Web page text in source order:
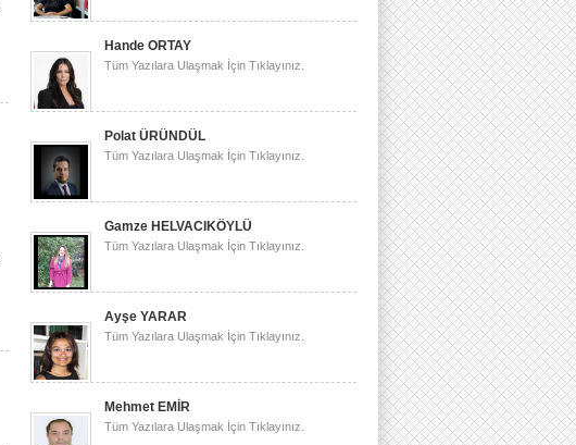
Hande ORTAY
Tüm Yazılara Ulaşmak İçin Tıklayınız.
Polat ÜRÜNDÜL
Tüm Yazılara Ulaşmak İçin Tıklayınız.
Gamze HELVACIKÖYLÜ
Tüm Yazılara Ulaşmak İçin Tıklayınız.
Ayşe YARAR
Tüm Yazılara Ulaşmak İçin Tıklayınız.
Mehmet EMİR
Tüm Yazılara Ulaşmak İçin Tıklayınız.